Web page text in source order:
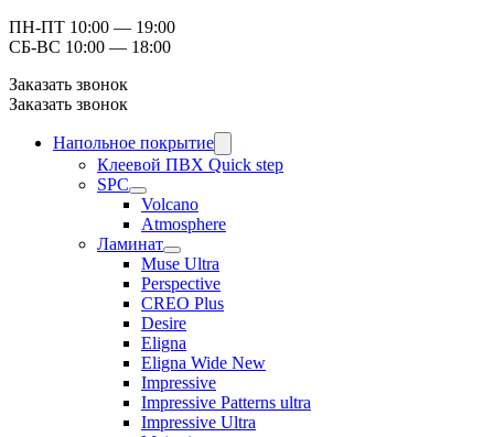
ПН-ПТ 10:00 — 19:00
СБ-ВС 10:00 — 18:00
Заказать звонок
Заказать звонок
Напольное покрытие
Клеевой ПВХ Quick step
SPC
Volcano
Atmosphere
Ламинат
Muse Ultra
Perspective
CREO Plus
Desire
Eligna
Eligna Wide New
Impressive
Impressive Patterns ultra
Impressive Ultra